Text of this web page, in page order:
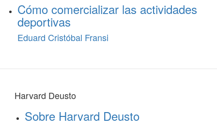
Cómo comercializar las actividades
deportivas
Eduard Cristóbal Fransi
Harvard Deusto
Sobre Harvard Deusto